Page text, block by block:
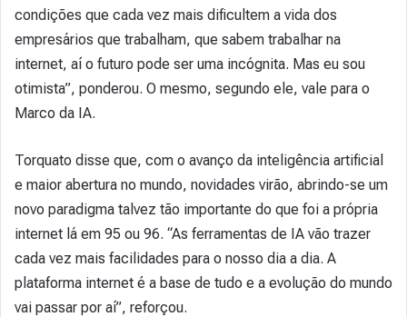
condições que cada vez mais dificultem a vida dos
empresários que trabalham, que sabem trabalhar na
internet, aí o futuro pode ser uma incógnita. Mas eu sou
otimista”, ponderou. O mesmo, segundo ele, vale para o
Marco da IA.
Torquato disse que, com o avanço da inteligência artificial
e maior abertura no mundo, novidades virão, abrindo-se um
novo paradigma talvez tão importante do que foi a própria
internet lá em 95 ou 96. “As ferramentas de IA vão trazer
cada vez mais facilidades para o nosso dia a dia. A
plataforma internet é a base de tudo e a evolução do mundo
vai passar por aí”, reforçou.